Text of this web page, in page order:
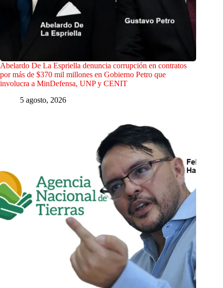
Abelardo De La Espriella denuncia corrupción en contratos
por más de $370 mil millones en Gobierno Petro que
involucra a MinDefensa, UNP y CENIT
5 agosto, 2026